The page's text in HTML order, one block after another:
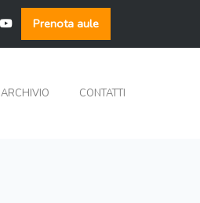
Prenota aule
ARCHIVIO CONTATTI